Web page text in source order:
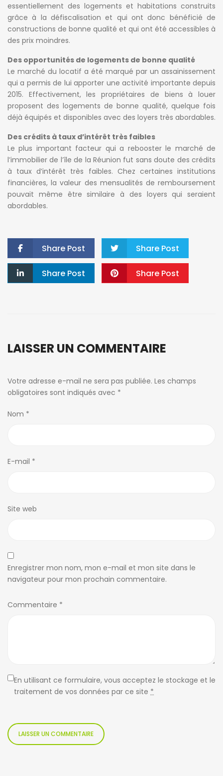
essentiellement des logements et habitations construits
grâce à la défiscalisation et qui ont donc bénéficié de
constructions de bonne qualité et qui ont été accessibles à
des prix moindres.
Des opportunités de logements de bonne qualité
Le marché du locatif a été marqué par un assainissement
qui a permis de lui apporter une activité importante depuis
2015. Effectivement, les propriétaires de biens à louer
proposent des logements de bonne qualité, quelque fois
déjà équipés et disponibles avec des loyers très abordables.
Des crédits à taux d’intérêt très faibles
Le plus important facteur qui a rebooster le marché de
l’immobilier de l’île de la Réunion fut sans doute des crédits
à taux d’intérêt très faibles. Chez certaines institutions
financières, la valeur des mensualités de remboursement
pouvait même être similaire à des loyers qui seraient
abordables.
Share Post Share Post
Share Post Share Post
LAISSER UN COMMENTAIRE
Votre adresse e-mail ne sera pas publiée. Les champs
obligatoires sont indiqués avec *
Nom *
E-mail *
Site web
Enregistrer mon nom, mon e-mail et mon site dans le
navigateur pour mon prochain commentaire.
Commentaire *
En utilisant ce formulaire, vous acceptez le stockage et le
traitement de vos données par ce site *